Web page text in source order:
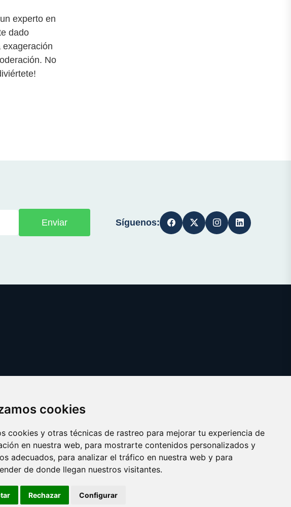
cookies
cookies y otras técnicas de rastreo para mejorar tu experiencia de
en nuestra web, para mostrarte contenidos personalizados y
adecuados, para analizar el tráfico en nuestra web y para
de donde llegan nuestros visitantes.
Rechazar Configurar
experto en
dado
No
Enviar Síguenos: